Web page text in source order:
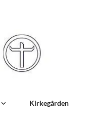
Kirkegården